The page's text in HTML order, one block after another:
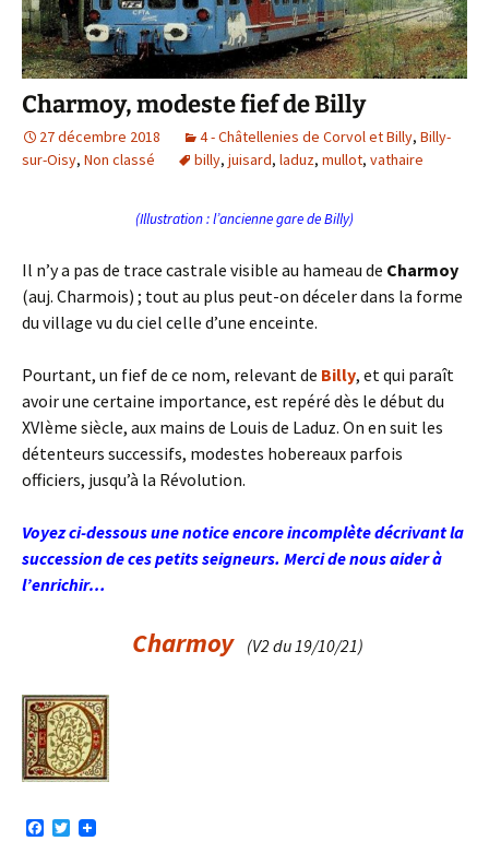
Charmoy, modeste fief de Billy
27 décembre 2018 4 - Châtellenies de Corvol et Billy, Billy-
sur-Oisy, Non classé billy, juisard, laduz, mullot, vathaire
(Illustration : l’ancienne gare de Billy)
Il n’y a pas de trace castrale visible au hameau de Charmoy
(auj. Charmois) ; tout au plus peut-on déceler dans la forme
du village vu du ciel celle d’une enceinte.
Pourtant, un fief de ce nom, relevant de Billy, et qui paraît
avoir une certaine importance, est repéré dès le début du
XVIème siècle, aux mains de Louis de Laduz. On en suit les
détenteurs successifs, modestes hobereaux parfois
officiers, jusqu’à la Révolution.
Voyez ci-dessous une notice encore incomplète décrivant la
succession de ces petits seigneurs. Merci de nous aider à
l’enrichir…
Charmoy(V2 du 19/10/21)
T